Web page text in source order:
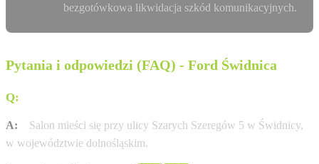
bezgotówkowa likwidacja szkód komunikacyjnych.
Pytania i odpowiedzi (FAQ) - Ford Świdnica
Q:
A:
Salon mieści się przy ulicy Szarych Szeregów 5 w Świdnicy,
w województwie dolnośląskim.